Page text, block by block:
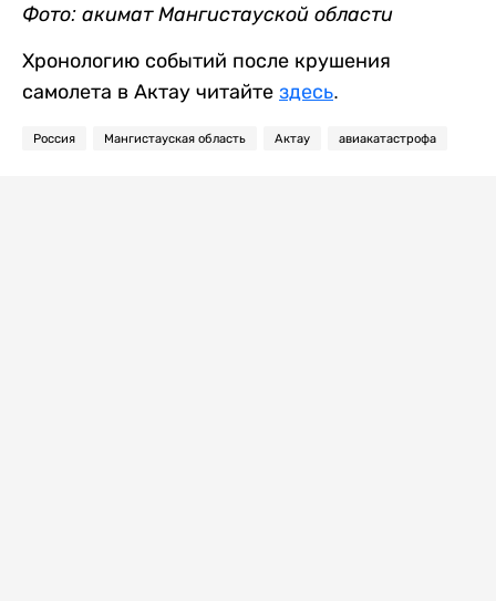
Фото: акимат Мангистауской области
Хронологию событий после крушения
самолета в Актау читайте здесь.
Россия Мангистауская область Актау авиакатастрофа